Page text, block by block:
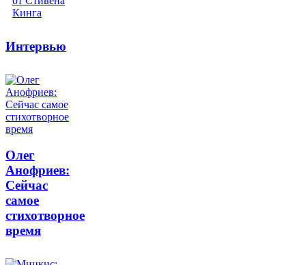
Интервью
Олег
Анофриев:
Сейчас
самое
стихотворное
время